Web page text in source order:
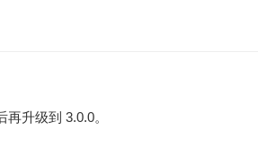
升级到 3.0.0。